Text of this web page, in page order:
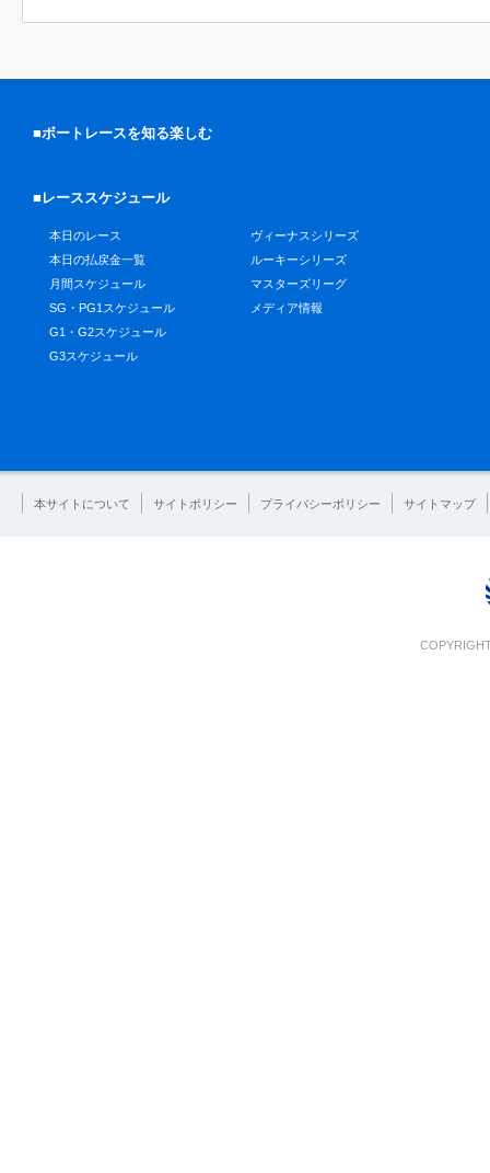
■ボートレースを知る楽しむ
■レーススケジュール
本日のレース
本日の払戻金一覧
月間スケジュール
SG・PG1スケジュール
G1・G2スケジュール
G3スケジュール
ヴィーナスシリーズ
ルーキーシリーズ
マスターズリーグ
メディア情報
本サイトについて サイトポリシー プライバシーポリシー サイトマップ